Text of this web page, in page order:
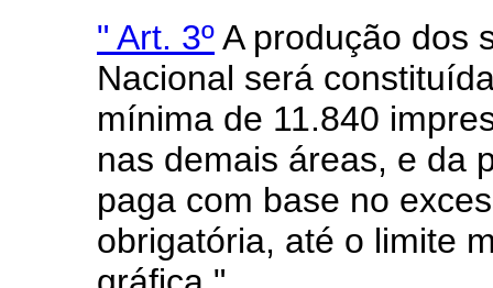
" Art. 3ºA produção dos
Nacional será
mínima de 11.840
nas demais áreas, e da
paga com base no
obrigatória, até o limite